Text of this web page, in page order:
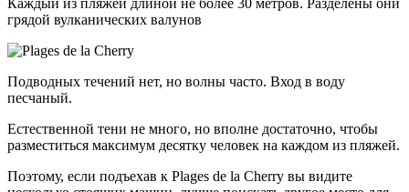
грядой вулканических валунов
Подводных течений нет, но волны часто. Вход в воду
песчаный.
Естественной тени не много, но вполне достаточно, чтобы
разместиться максимум десятку человек на каждом из пляжей.
Поэтому, если подъехав к Plages de la Cherry вы видите